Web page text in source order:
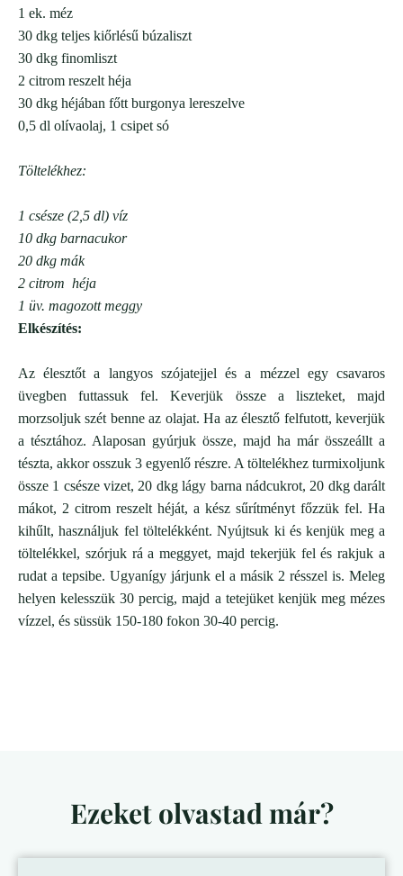
1 ek. méz
30 dkg teljes kiőrlésű búzaliszt
30 dkg finomliszt
2 citrom reszelt héja
30 dkg héjában főtt burgonya lereszelve
0,5 dl olívaolaj, 1 csipet só
Töltelékhez:
1 csésze (2,5 dl) víz
10 dkg barnacukor
20 dkg mák
2 citrom héja
1 üv. magozott meggy
Elkészítés:
Az élesztőt a langyos szójatejjel és a mézzel egy csavaros
üvegben futtassuk fel. Keverjük össze a liszteket, majd
morzsoljuk szét benne az olajat. Ha az élesztő felfutott, keverjük
a tésztához. Alaposan gyúrjuk össze, majd ha már összeállt a
tészta, akkor osszuk 3 egyenlő részre. A töltelékhez turmixoljunk
össze 1 csésze vizet, 20 dkg lágy barna nádcukrot, 20 dkg darált
mákot, 2 citrom reszelt héját, a kész sűrítményt főzzük fel. Ha
kihűlt, használjuk fel töltelékként. Nyújtsuk ki és kenjük meg a
töltelékkel, szórjuk rá a meggyet, majd tekerjük fel és rakjuk a
rudat a tepsibe. Ugyanígy járjunk el a másik 2 résszel is. Meleg
helyen kelesszük 30 percig, majd a tetejüket kenjük meg mézes
vízzel, és süssük 150-180 fokon 30-40 percig.
Ezeket olvastad már?